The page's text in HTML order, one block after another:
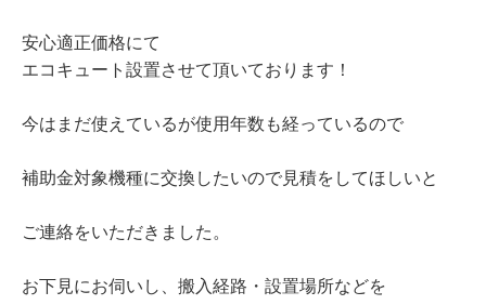
安心適正価格にて
エコキュート設置させて頂いております！
今はまだ使えているが使用年数も経っているので
補助金対象機種に交換したいので見積をしてほしいと
ご連絡をいただきました。
お下見にお伺いし、搬入経路・設置場所などを